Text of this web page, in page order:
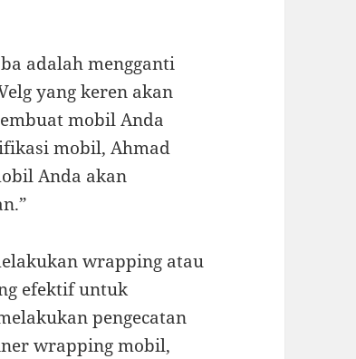
adalah mengganti
yang keren akan
mobil Anda
mobil, Ahmad
Anda akan
wrapping atau
efektif untuk
pengecatan
wrapping mobil,